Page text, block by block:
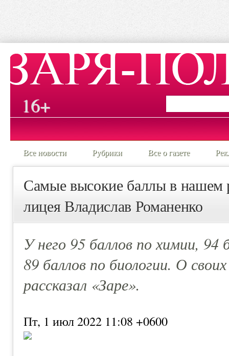
16+
Все новости Рубрики Все о газете
Самые высокие баллы в нашем
лицея Владислав Романенко
У него 95 баллов по химии, 94
89 баллов по биологии. О
рассказал «Заре».
Пт, 1 июл 2022 11:08 +0600